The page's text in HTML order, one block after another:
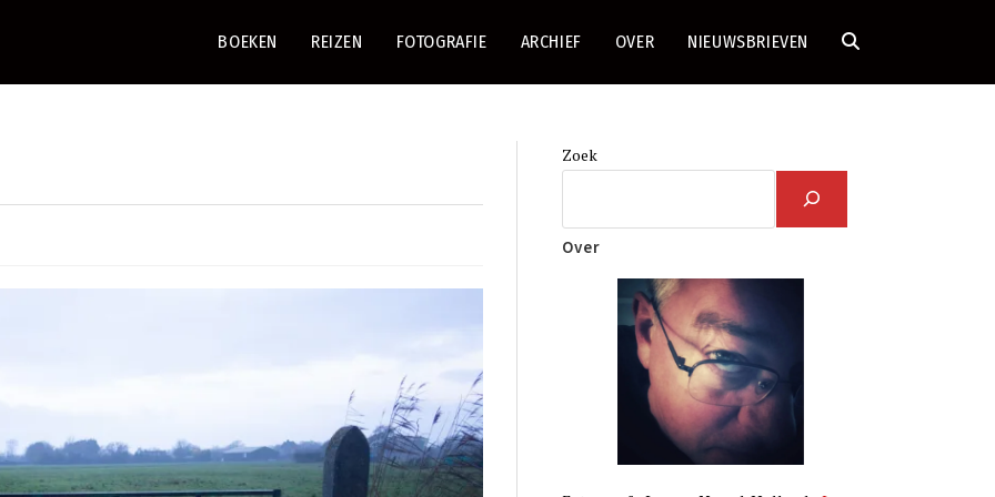
BOEKEN REIZEN FOTOGRAFIE ARCHIEF OVER NIEUWSBRIEVEN TOGGLE
Zoek
Over